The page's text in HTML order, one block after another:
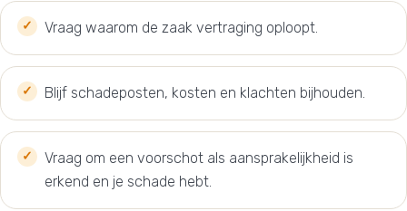
Vraag waarom de zaak vertraging oploopt.
Blijf schadeposten, kosten en klachten bijhouden.
Vraag om een voorschot als aansprakelijkheid is
erkend en je schade hebt.